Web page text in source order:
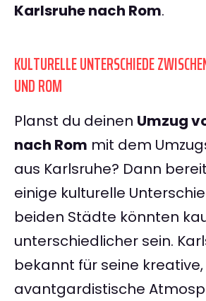
Karlsruhe nach Rom.
KULTURELLE UNTERSCHIEDE
UND ROM
Planst du deinen Umzug
nach Rom mit dem
aus Karlsruhe? Dann
einige kulturelle
beiden Städte könnten
unterschiedlicher sein.
bekannt für seine kreative,
avantgardistische